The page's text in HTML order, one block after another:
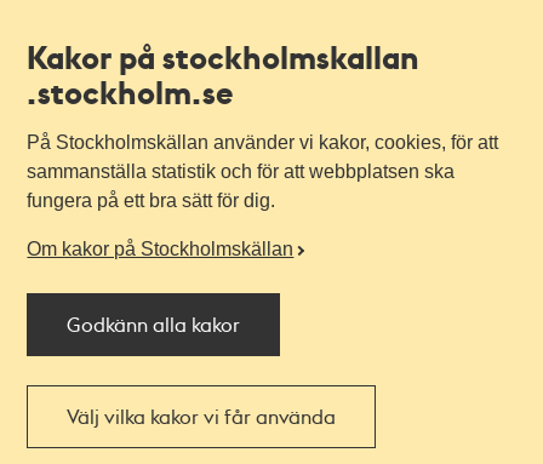
Kakor på stockholmskallan
.stockholm.se
På Stockholmskällan använder vi kakor, cookies, för att
sammanställa statistik och för att webbplatsen ska
fungera på ett bra sätt för dig.
Om kakor på Stockholmskällan
Godkänn alla kakor
Välj vilka kakor vi får använda